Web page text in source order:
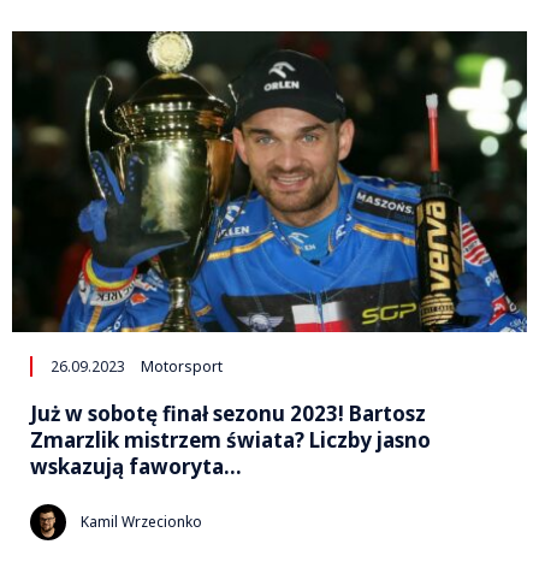
26.09.2023 Motorsport
Już w sobotę finał sezonu 2023! Bartosz
Zmarzlik mistrzem świata? Liczby jasno
wskazują faworyta…
Kamil Wrzecionko